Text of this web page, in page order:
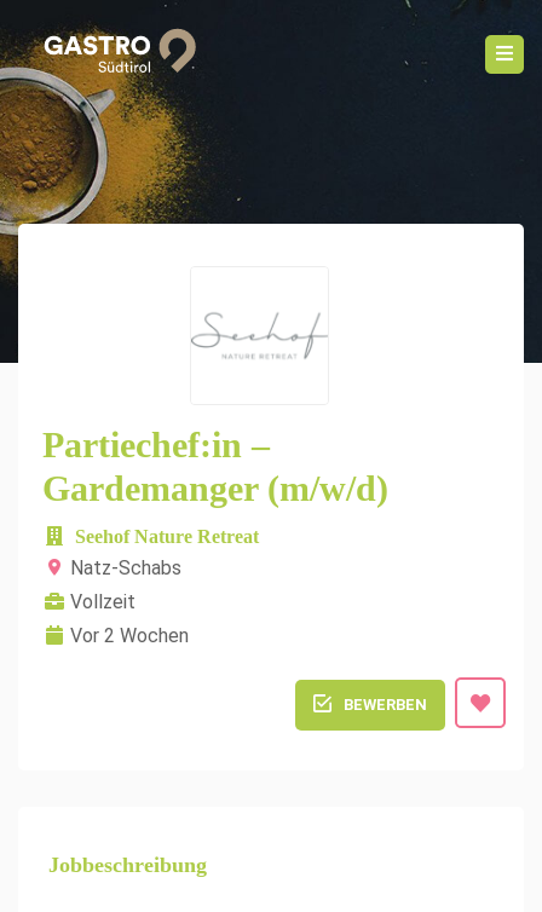
Partiechef:in –
Gardemanger (m/w/d)
Seehof Nature Retreat
Natz-Schabs
Vollzeit
Vor 2 Wochen
BEWERBEN
Jobbeschreibung